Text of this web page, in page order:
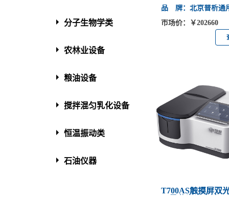
分子生物学类
农林业设备
粮油设备
搅拌混匀乳化设备
恒温振动类
石油仪器
品 牌：北京普析通
市场价：￥202660
T700AS触摸屏双